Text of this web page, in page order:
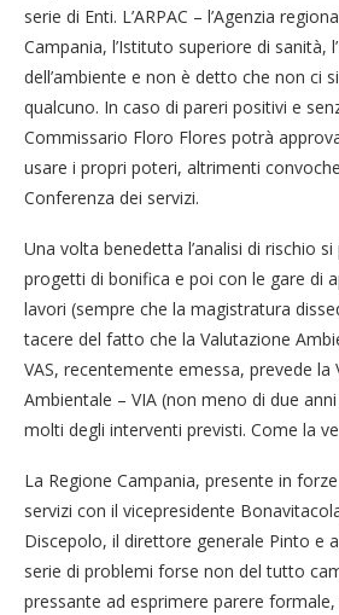
serie di Enti. L’ARPAC – l’Agenzia
Campania, l’Istituto superiore di sanità,
dell’ambiente e non è detto che non ci
qualcuno. In caso di pareri positivi e
Commissario Floro Flores potrà
usare i propri poteri, altrimenti
Conferenza dei servizi.
Una volta benedetta l’analisi di rischio
progetti di bonifica e poi con le gare di
lavori (sempre che la magistratura
tacere del fatto che la Valutazione
VAS, recentemente emessa, prevede
Ambientale – VIA (non meno di due
molti degli interventi previsti. Come la
La Regione Campania, presente in
servizi con il vicepresidente
Discepolo, il direttore generale Pinto e
serie di problemi forse non del tutto
pressante ad esprimere parere